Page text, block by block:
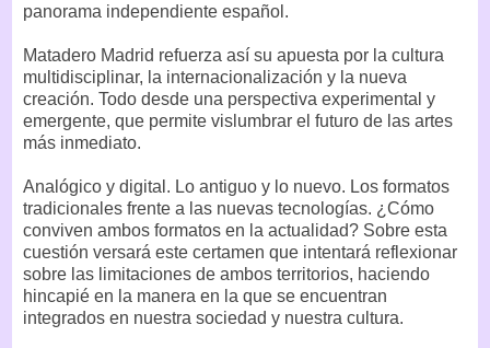
panorama independiente español.
Matadero Madrid refuerza así su apuesta por la cultura
multidisciplinar, la internacionalización y la nueva
creación. Todo desde una perspectiva experimental y
emergente, que permite vislumbrar el futuro de las artes
más inmediato.
Analógico y digital. Lo antiguo y lo nuevo. Los formatos
tradicionales frente a las nuevas tecnologías. ¿Cómo
conviven ambos formatos en la actualidad? Sobre esta
cuestión versará este certamen que intentará reflexionar
sobre las limitaciones de ambos territorios, haciendo
hincapié en la manera en la que se encuentran
integrados en nuestra sociedad y nuestra cultura.